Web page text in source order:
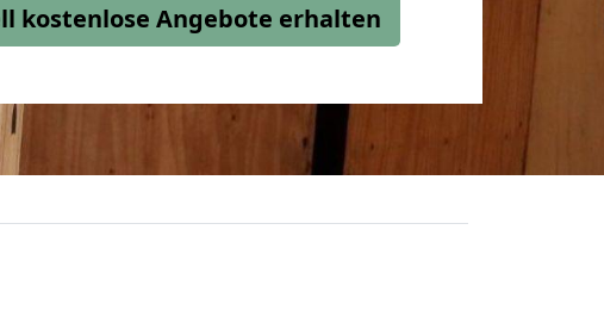
kostenlose Angebote erhalten